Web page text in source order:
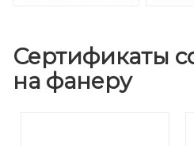
Сертификаты
на фанеру